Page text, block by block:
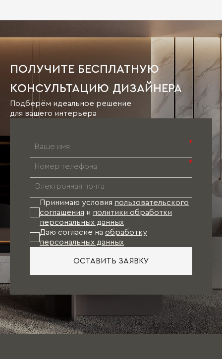
ПОЛУЧИТЕ БЕСПЛАТНУЮ
КОНСУЛЬТАЦИЮ ДИЗАЙНЕРА
Подберём идеальное решение
для вашего интерьера
*
*
Принимаю условия пользовательского
соглашения и политики обработки
персональных данных
Даю согласие на обработку
персональных данных
ОСТАВИТЬ ЗАЯВКУ